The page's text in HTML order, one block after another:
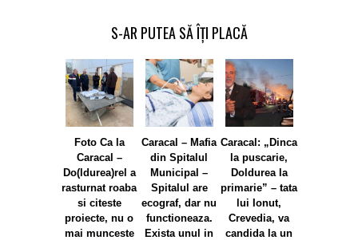
S-AR PUTEA SĂ ÎȚI PLACĂ
Foto Ca la
Caracal –
Do(ldurea)rel a
rasturnat roaba
si citeste
proiecte, nu o
mai munceste
Caracal – Mafia
din Spitalul
Municipal –
Spitalul are
ecograf, dar nu
functioneaza.
Exista unul in
Caracal: „Dinca
la puscarie,
Doldurea la
primarie” – tata
lui Ionut,
Crevedia, va
candida la un